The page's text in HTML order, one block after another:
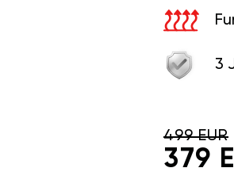
3
499 EUR
379